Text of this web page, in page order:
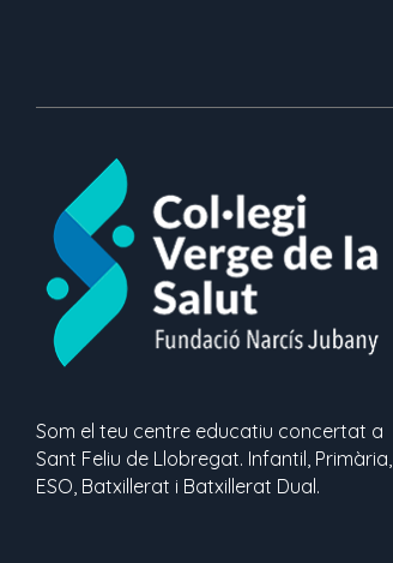
Som el teu centre educatiu concertat a
Sant Feliu de Llobregat. Infantil, Primària,
ESO, Batxillerat i Batxillerat Dual.